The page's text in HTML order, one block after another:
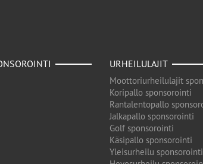
URHEILULAJIT
Moottoriurheilulajit
Koripallo sponsorointi
Rantalentopallo
Jalkapallo sponsorointi
Golf sponsorointi
Käsipallo sponsorointi
Yleisurheilu sponsorointi